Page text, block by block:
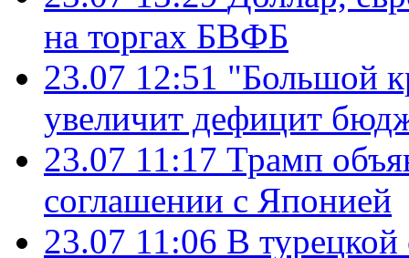
на торгах БВФБ
23.07 12:51 "Большой
увеличит дефицит
23.07 11:17 Трамп
соглашении с Японией
23.07 11:06 В